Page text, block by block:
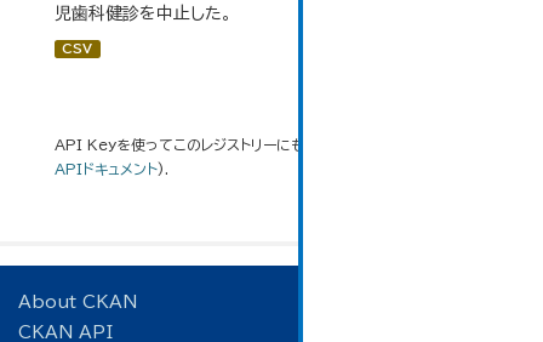
児歯科健診を中止した。
CSV
API Keyを使ってこのレジストリーにもアクセス可能です
APIドキュメント).
About CKAN
CKAN API